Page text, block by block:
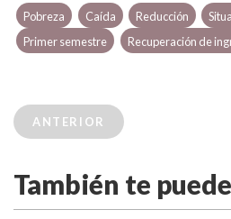
Pobreza Caída Reducción
Primer semestre
Recuperación de
ANTERIOR
También te